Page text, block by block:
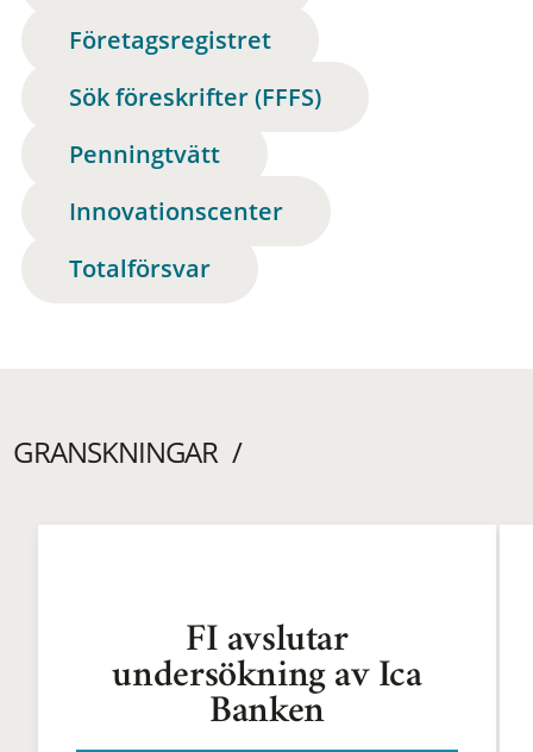
Företagsregistret
Sök föreskrifter (FFFS)
Penningtvätt
Innovationscenter
Totalförsvar
GRANSKNINGAR
FI avslutar
undersökning av Ica
Banken